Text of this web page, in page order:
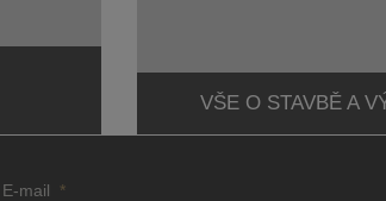
VŠE O STAVBĚ A
E-mail *